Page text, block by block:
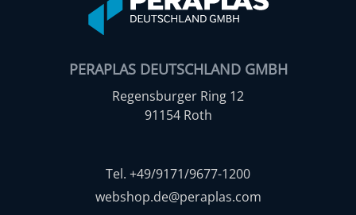
PERAPLAS DEUTSCHLAND GMBH
Regensburger Ring 12
91154 Roth
Tel. +49/9171/9677-1200
webshop.de@peraplas.com